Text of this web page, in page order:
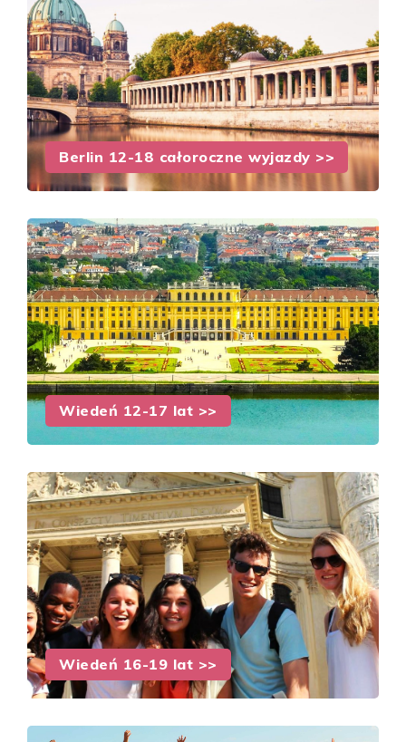
Berlin 12-18 całoroczne wyjazdy >>
Wiedeń 12-17 lat >>
Wiedeń 16-19 lat >>